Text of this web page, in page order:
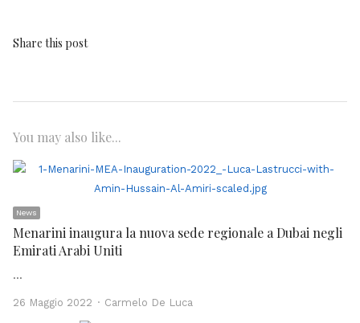
Share this post
You may also like...
News
Menarini inaugura la nuova sede regionale a Dubai negli
Emirati Arabi Uniti
…
26 Maggio 2022 Author
Carmelo De Luca